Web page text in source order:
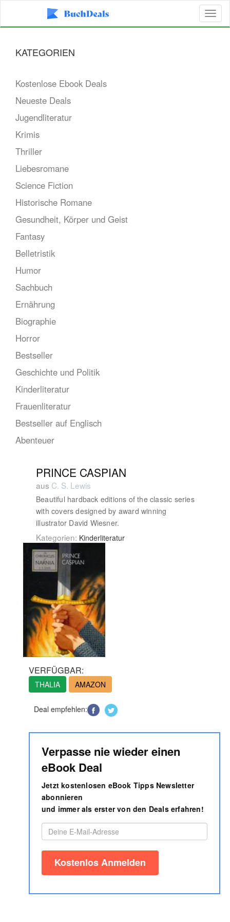
KATEGORIEN
Kostenlose Ebook Deals
Neueste Deals
Jugendliteratur
Krimis
Thriller
Liebesromane
Science Fiction
Historische Romane
Gesundheit, Körper und Geist
Fantasy
Belletristik
Humor
Sachbuch
Ernährung
Biographie
Horror
Bestseller
Geschichte und Politik
Kinderliteratur
Frauenliteratur
Bestseller auf Englisch
Abenteuer
PRINCE CASPIAN
aus C. S. Lewis
Beautiful hardback editions of the classic series
with covers designed by award winning
illustrator David Wiesner.
Kategorien: Kinderliteratur
VERFÜGBAR:
THALIA AMAZON
Deal empfehlen:
Verpasse nie wieder einen
eBook Deal
Jetzt kostenlosen eBook Tipps Newsletter
abonnieren
und immer als erster von den Deals erfahren!